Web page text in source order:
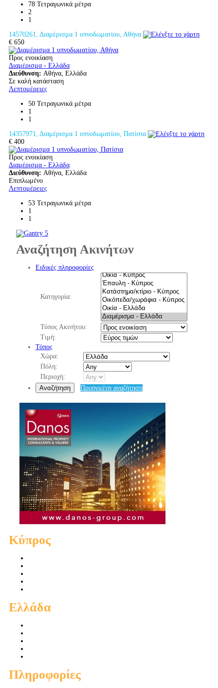
78 Τετραγωνικά μέτρα
2
1
14570261, Διαμέρισμα 1 υπνοδωματίου, Αθήνα
€ 650
Προς ενοικίαση
Διαμέρισμα - Ελλάδα
Διεύθυνση: Αθήνα, Ελλάδα
Σε καλή κατάσταση
Λεπτομέρειες
50 Τετραγωνικά μέτρα
1
1
14357971, Διαμέρισμα 1 υπνοδωματίου, Πατίσια
€ 400
Προς ενοικίαση
Διαμέρισμα - Ελλάδα
Διεύθυνση: Αθήνα, Ελλάδα
Επιπλωμένο
Λεπτομέρειες
53 Τετραγωνικά μέτρα
1
1
Αναζήτηση Ακινήτων
Ειδικές πληροφορίες
Κατηγορία:
Τύπος Ακινήτου:
Τιμή:
Τόπος
Χώρα:
Πόλη:
Περιοχή:
Αναζήτηση
Προηγμένη αναζήτηση
Κύπρος
Ελλάδα
Πληροφορίες